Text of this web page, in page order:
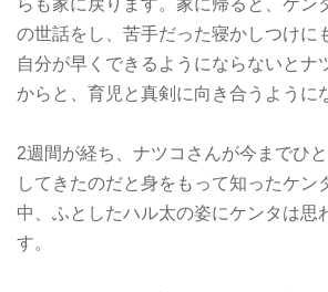
らも家に戻ります。家に帰ると、ケン
の世話をし、苦手だった寝かしつけに
自分が早くできるようにならないとナ
からと、育児と真剣に向き合うよう
2週間が経ち、ナツコさんが今までひ
してきたのだと身をもって知ったケン
中、ふとしたハル太の姿にケンタは思
す。